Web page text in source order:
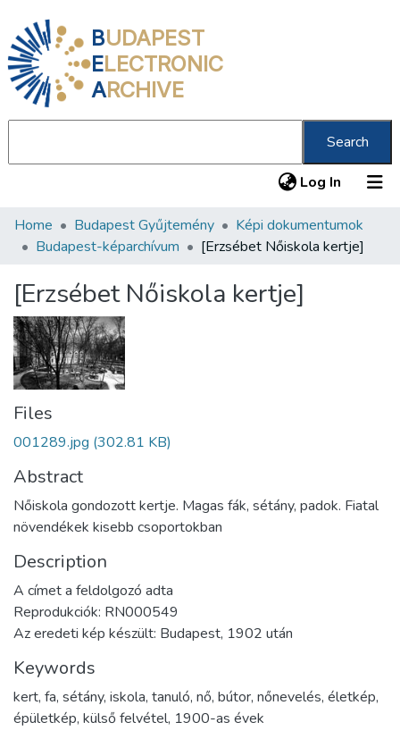
BUDAPEST
ELECTRONIC
ARCHIVE
Search
Log In (current)
Communities & Collections
Statistics
About us
Home Budapest Gyűjtemény
Képi dokumentumok
Budapest-képarchívum
[Erzsébet Nőiskola kertje]
[Erzsébet Nőiskola kertje]
Files
001289.jpg (302.81 KB)
Abstract
Nőiskola gondozott kertje. Magas fák, sétány, padok. Fiatal
növendékek kisebb csoportokban
Description
A címet a feldolgozó adta
Reprodukciók: RN000549
Az eredeti kép készült: Budapest, 1902 után
Keywords
kert, fa, sétány, iskola, tanuló, nő, bútor, nőnevelés, életkép,
épületkép, külső felvétel, 1900-as évek